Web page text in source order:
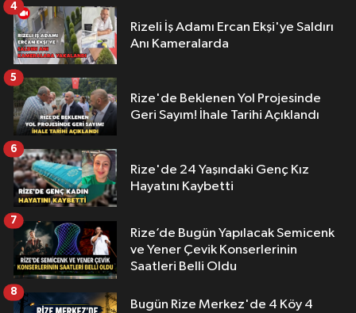
Rizeli İş Adamı Ercan Ekşi'ye Saldırı
Anı Kameralarda
4
Rize'de Beklenen Yol Projesinde
Geri Sayım! İhale Tarihi Açıklandı
5
Rize'de 24 Yaşındaki Genç Kız
Hayatını Kaybetti
6
Rize’de Bugün Yapılacak Semicenk
ve Yener Çevik Konserlerinin
Saatleri Belli Oldu
7
Bugün Rize Merkez'de 4 Köy 4
8